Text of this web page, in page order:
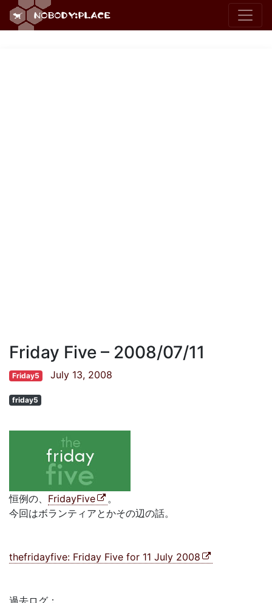
Friday Five – 2008/07/11
Friday5 July 13, 2008
friday5
恒例の、 FridayFive
。
今回はボランティアとかその辺の話。
thefridayfive: Friday Five for 11 July 2008
過去ログ：